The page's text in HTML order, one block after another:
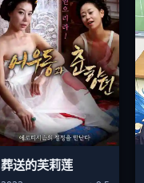
葬送的芙莉莲